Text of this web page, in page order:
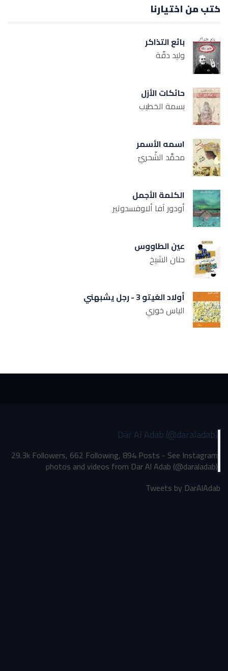
كتب من اختيارنا
بائع التذاكر
وليد دقّة
حائكات الأزل
بسمة الخطيب
اسمه الأسمر
محمَّد الشّحريّ
الكلمة الأجمل
أودور آفا ألاوفسدوتير
عين الطاووس
حنان الشيخ
أولاد الغيتو 3 - رجل يشبهني
الياس خوري
Dar Al Adab (@daraladab)
29.3k Followers, 662 Following, 894 Posts - See Instagram
photos and videos from Dar Al Adab (@daraladab)
Tweets by DarAlAdab